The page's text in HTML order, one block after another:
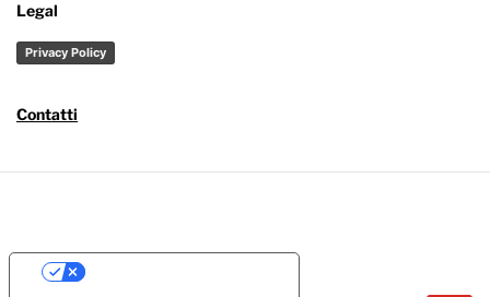
Legal
Privacy Policy
Contatti
Your Privacy Choices